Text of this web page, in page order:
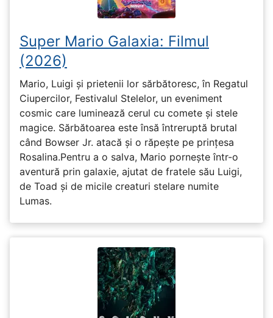
Super Mario Galaxia: Filmul
(2026)
Mario, Luigi și prietenii lor sărbătoresc, în Regatul
Ciupercilor, Festivalul Stelelor, un eveniment
cosmic care luminează cerul cu comete și stele
magice. Sărbătoarea este însă întreruptă brutal
când Bowser Jr. atacă și o răpește pe prinţesa
Rosalina.Pentru a o salva, Mario pornește într-o
aventură prin galaxie, ajutat de fratele său Luigi,
de Toad și de micile creaturi stelare numite
Lumas.